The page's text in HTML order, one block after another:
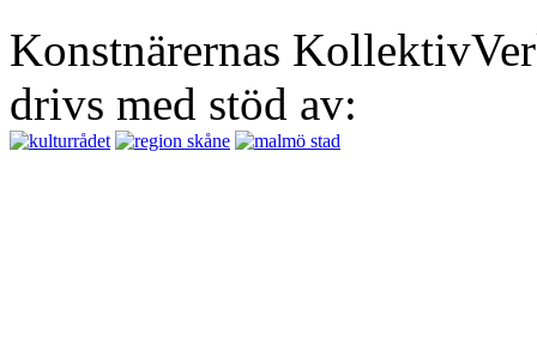
Konstnärernas
drivs med stöd av: